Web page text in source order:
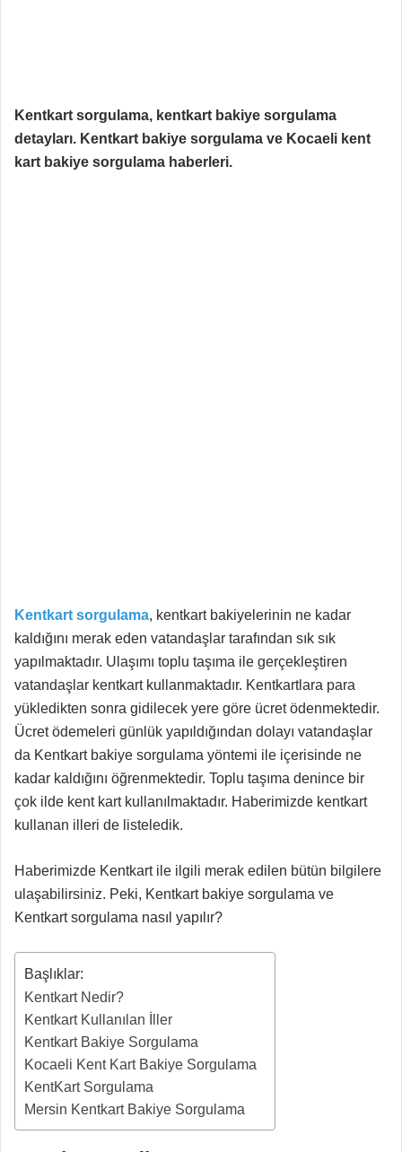
Kentkart sorgulama, kentkart bakiye sorgulama
detayları. Kentkart bakiye sorgulama ve Kocaeli kent
kart bakiye sorgulama haberleri.
Kentkart sorgulama, kentkart bakiyelerinin ne kadar
kaldığını merak eden vatandaşlar tarafından sık sık
yapılmaktadır. Ulaşımı toplu taşıma ile gerçekleştiren
vatandaşlar kentkart kullanmaktadır. Kentkartlara para
yükledikten sonra gidilecek yere göre ücret ödenmektedir.
Ücret ödemeleri günlük yapıldığından dolayı vatandaşlar
da Kentkart bakiye sorgulama yöntemi ile içerisinde ne
kadar kaldığını öğrenmektedir. Toplu taşıma denince bir
çok ilde kent kart kullanılmaktadır. Haberimizde kentkart
kullanan illeri de listeledik.
Haberimizde Kentkart ile ilgili merak edilen bütün bilgilere
ulaşabilirsiniz. Peki, Kentkart bakiye sorgulama ve
Kentkart sorgulama nasıl yapılır?
Başlıklar:
Kentkart Nedir?
Kentkart Kullanılan İller
Kentkart Bakiye Sorgulama
Kocaeli Kent Kart Bakiye Sorgulama
KentKart Sorgulama
Mersin Kentkart Bakiye Sorgulama